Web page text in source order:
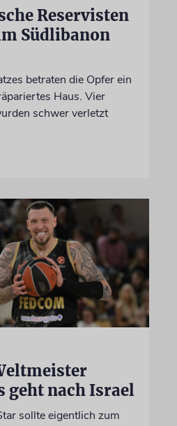
Reservisten
Südlibanon
betraten die Opfer ein
Haus. Vier
schwer verletzt
geht nach Israel
sollte eigentlich zum